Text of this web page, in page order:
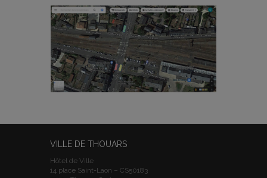
VILLE DE THOUARS
Hôtel de Ville
14 place Saint-Laon – CS50183